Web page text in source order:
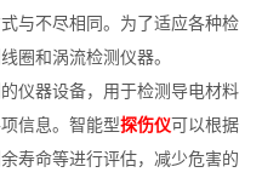
与不尽相同。为了适应各种检
圈和涡流检测仪器。
仪器设备，用于检测导电材料
信息。智能型探伤仪可以根据
寿命等进行评估，减少危害的